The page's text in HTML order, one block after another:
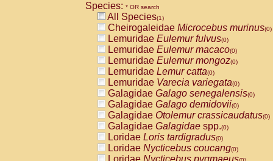
Species: * OR search
All Species(1)
Cheirogaleidae Microcebus murinus(0)
Lemuridae Eulemur fulvus(0)
Lemuridae Eulemur macaco(0)
Lemuridae Eulemur mongoz(0)
Lemuridae Lemur catta(0)
Lemuridae Varecia variegata(0)
Galagidae Galago senegalensis(0)
Galagidae Galago demidovii(0)
Galagidae Otolemur crassicaudatus(0)
Galagidae Galagidae spp.(0)
Loridae Loris tardigradus(0)
Loridae Nycticebus coucang(0)
Loridae Nycticebus pygmaeus